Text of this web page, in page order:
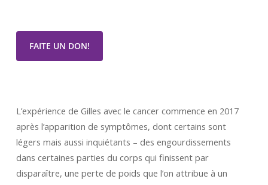
FAITE UN DON!
L’expérience de Gilles avec le cancer commence en 2017
après l’apparition de symptômes, dont certains sont
légers mais aussi inquiétants – des engourdissements
dans certaines parties du corps qui finissent par
disparaître, une perte de poids que l’on attribue à un